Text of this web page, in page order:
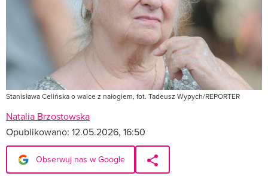
Stanisława Celińska o walce z nałogiem, fot. Tadeusz Wypych/REPORTER
Natalia Brzostowska
Opublikowano: 12.05.2026, 16:50
Obserwuj nas w Google